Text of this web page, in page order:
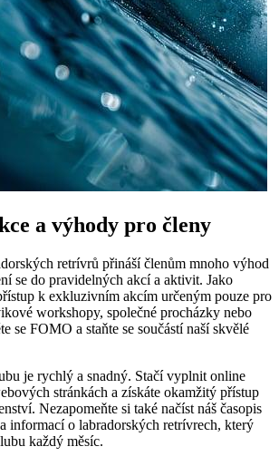
a výhody pro členy
retrívrů přináší členům mnoho výhod
‌se do ⁤pravidelných akcí ​a⁢ aktivit. ​Jako
k exkluzivním akcím určeným pouze pro⁤
workshopy, ‌společné procházky nebo
se FOMO a staňte se součástí naší skvělé
je rychlý ⁤a snadný. Stačí vyplnit online
stránkách a získáte okamžitý přístup
​Nezapomeňte si také načíst náš časopis‌
informací o labradorských retrívrech, který​
každý měsíc.